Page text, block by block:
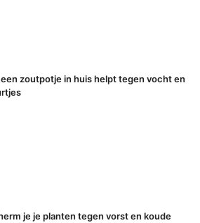
een zoutpotje in huis helpt tegen vocht en
je je planten tegen vorst en koude